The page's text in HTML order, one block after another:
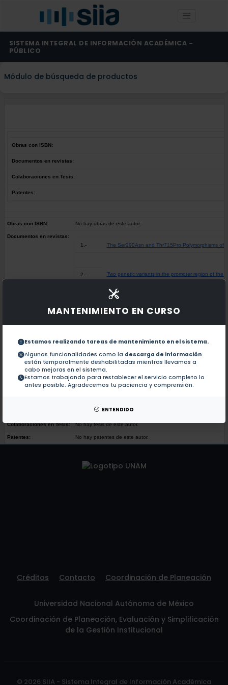
MANTENIMIENTO EN CURSO
Estamos realizando tareas de mantenimiento en el sistema.
Algunas funcionalidades como la descarga de información
están temporalmente deshabilitadas mientras llevamos a
cabo mejoras en el sistema.
Estamos trabajando para restablecer el servicio completo lo
antes posible. Agradecemos tu paciencia y comprensión.
ENTENDIDO
SISTEMA INTEGRAL DE INFORMACIÓN ACADÉMICA -
PÚBLICO
Módulo de búsqueda de productos
Obras con ISBN:
Documentos en revistas:
Colaboraciones en Tesis:
Patentes:
Obras con ISBN: No hay obras de este autor.
Documentos en revistas:
1.-
The Ser290Asn and Thr715Pro Polymorphisms of
2.- Two genetic variants in the promoter region of the
5.- CETP and LCAT Gene Polymorphisms Are
Colaboraciones en Tesis: No hay tesis de este autor.
Patentes: No hay patentes de este autor.
Créditos Contacto Coordinación de Planeación
Universidad Nacional Autónoma de México
Coordinación de Planeación, Evaluación y Simplificación
de la Gestión Institucional
© 2026 SIIA - Sistema Integral de Información Académica